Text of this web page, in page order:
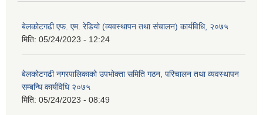
बेलकोटगढी एफ. एम. रेडियो (व्यवस्थापन तथा संचालन) कार्यविधि, २०७५
मिति: 05/24/2023 - 12:24
बेलकोटगढी नगरपालिकाको उपभोक्ता समिति गठन, परिचालन तथा व्यवस्थापन
सम्बन्धि कार्यविधि २०७५
मिति: 05/24/2023 - 08:49